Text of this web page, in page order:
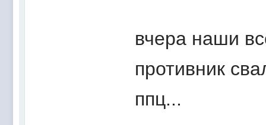
вчера наши
противник
ппц...